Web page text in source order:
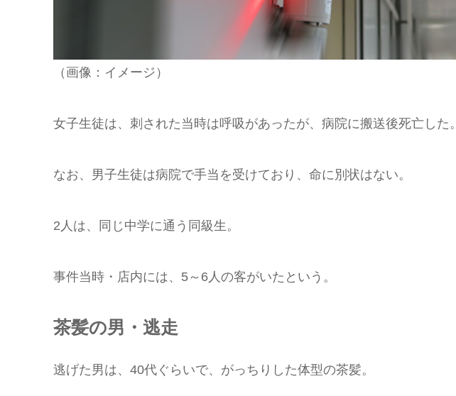
（画像：イメージ）
女子生徒は、刺された当時は呼吸があったが、病院に搬送後死亡した。
なお、男子生徒は病院で手当を受けており、命に別状はない。
2人は、同じ中学に通う同級生。
事件当時・店内には、5～6人の客がいたという。
茶髪の男・逃走
逃げた男は、40代ぐらいで、がっちりした体型の茶髪。